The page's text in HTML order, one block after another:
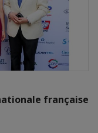
française